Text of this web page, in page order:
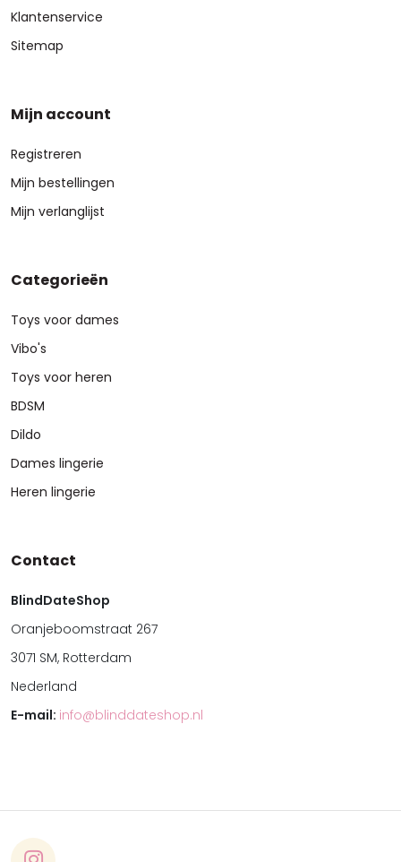
Klantenservice
Sitemap
Mijn account
Registreren
Mijn bestellingen
Mijn verlanglijst
Categorieën
Toys voor dames
Vibo's
Toys voor heren
BDSM
Dildo
Dames lingerie
Heren lingerie
Contact
BlindDateShop
Oranjeboomstraat 267
3071 SM, Rotterdam
Nederland
E-mail: info@blinddateshop.nl